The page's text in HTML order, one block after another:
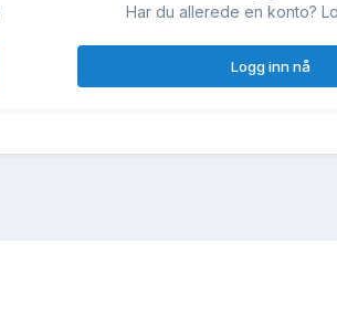
Har du allerede en konto?
Logg inn nå